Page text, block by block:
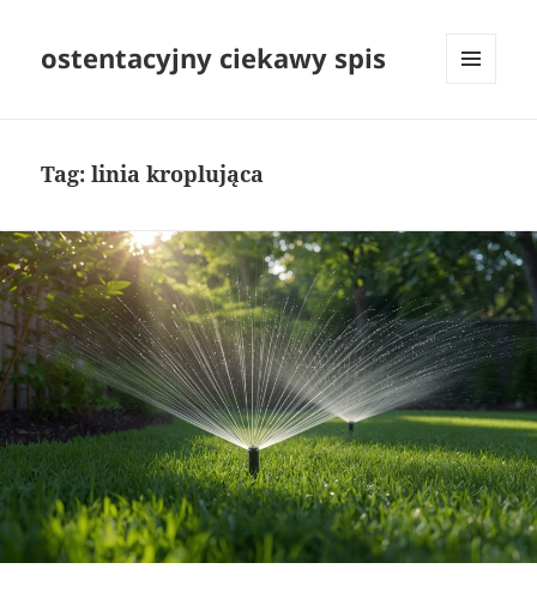
ostentacyjny ciekawy spis
Tag:linia kroplująca